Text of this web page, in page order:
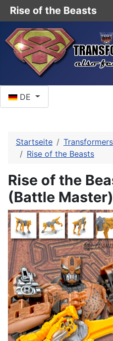
DE
Startseite
Rise of the Beasts
Rise of the
(Battle Master)
Rise of the Beasts